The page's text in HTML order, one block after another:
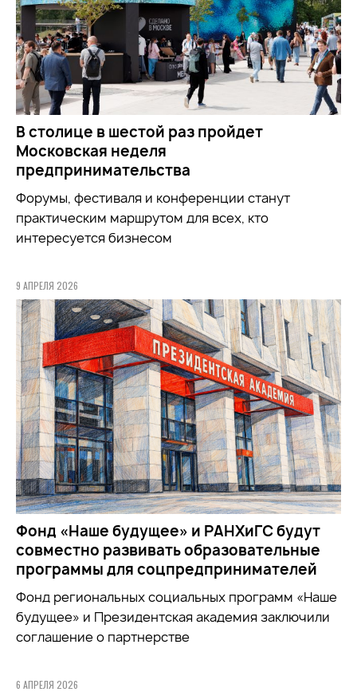
В столице в шестой раз пройдет
Московская неделя
предпринимательства
Форумы, фестиваля и конференции станут
практическим маршрутом для всех, кто
интересуется бизнесом
9 АПРЕЛЯ 2026
Фонд «Наше будущее» и РАНХиГС будут
совместно развивать образовательные
программы для соцпредпринимателей
Фонд региональных социальных программ «Наше
будущее» и Президентская академия заключили
соглашение о партнерстве
6 АПРЕЛЯ 2026